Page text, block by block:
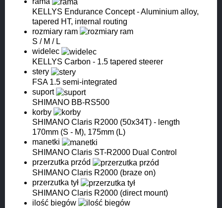
KELLYS Endurance Concept - Aluminium alloy,
tapered HT, internal routing
rozmiary ram
S / M / L
widelec
KELLYS Carbon - 1.5 tapered steerer
stery
FSA 1.5 semi-integrated
suport
SHIMANO BB-RS500
korby
SHIMANO Claris R2000 (50x34T) - length
170mm (S - M), 175mm (L)
manetki
SHIMANO Claris ST-R2000 Dual Control
przerzutka przód
SHIMANO Claris R2000 (braze on)
przerzutka tył
SHIMANO Claris R2000 (direct mount)
ilość biegów